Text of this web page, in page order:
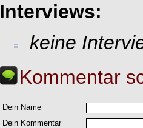
Interviews:
keine
Kommentar
Dein Name
Dein Kommentar